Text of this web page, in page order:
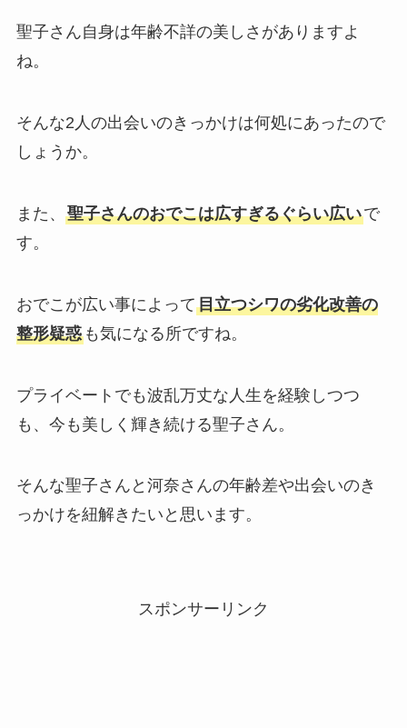
聖子さん自身は年齢不詳の美しさがありますよ
ね。
そんな2人の出会いのきっかけは何処にあったので
しょうか。
また、 聖子さんのおでこは広すぎるぐらい広いで
す。
おでこが広い事によって目立つシワの劣化改善の
整形疑惑も気になる所ですね。
プライベートでも波乱万丈な人生を経験しつつ
も、今も美しく輝き続ける聖子さん。
そんな聖子さんと河奈さんの年齢差や出会いのき
っかけを紐解きたいと思います。
スポンサーリンク